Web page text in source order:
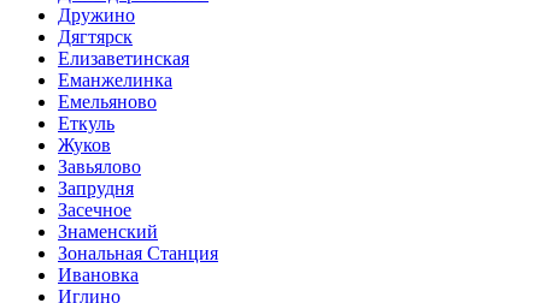
Дружино
Дягтярск
Елизаветинская
Еманжелинка
Емельяново
Еткуль
Жуков
Завьялово
Запрудня
Засечное
Знаменский
Зональная Станция
Ивановка
Иглино